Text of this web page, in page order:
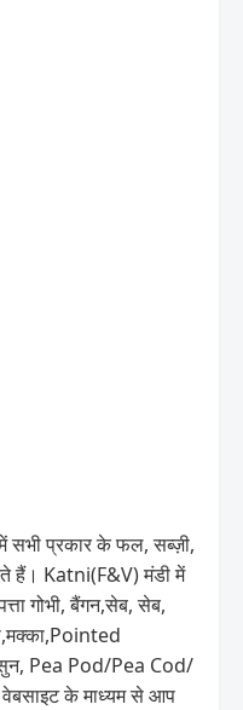
सभी प्रकार के फल, सब्ज़ी,
हैं। Katni(F&V) मंडी में
गोभी, बैंगन,सेब, सेब,
Pea Pod/Pea Cod/
वेबसाइट के माध्यम से आप